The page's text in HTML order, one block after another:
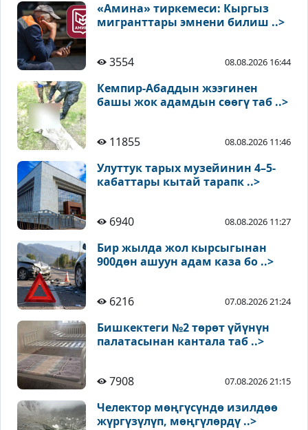
«Амина» тиркемеси: Кыргыз
мигранттары эмнени билиш ..>
3554 08.08.2026 16:44
Кемпир-Абаддын жээгинен
башы жок адамдын сөөгү таб ..>
11855 08.08.2026 11:46
Улуттук тарых музейинин 4–5-
кабаттары кытай тарапк ..>
6940 08.08.2026 11:27
Бир жылда жол кырсыгынан
900дөн ашуун адам каза бо ..>
6216 07.08.2026 21:24
Бишкектеги №2 төрөт үйүнүн
палатасынан кантала таб ..>
7908 07.08.2026 21:15
Челектор мөңгүсүндө изилдөө
жүргүзүлүп, мөңгүлөрдү ..>